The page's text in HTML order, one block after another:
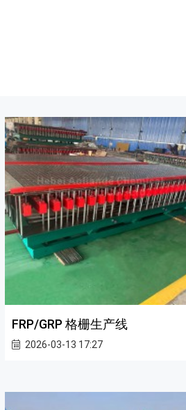
FRP/GRP 格栅生产线
2026-03-13 17:27